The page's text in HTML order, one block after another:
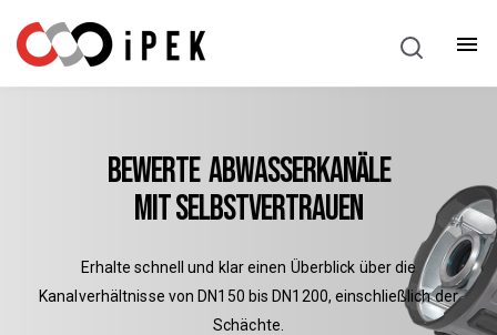
Systeme
Service Und Support
Bewerte Abwasserkanäle
mit Selbstvertrauen
Erhalte schnell und klar einen Überblick über die
Kanalverhältnisse von DN150 bis DN1200, einschließlich der
Schächte.